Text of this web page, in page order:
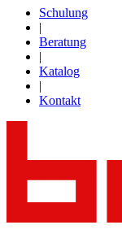
Schulung
|
Beratung
|
Katalog
|
Kontakt